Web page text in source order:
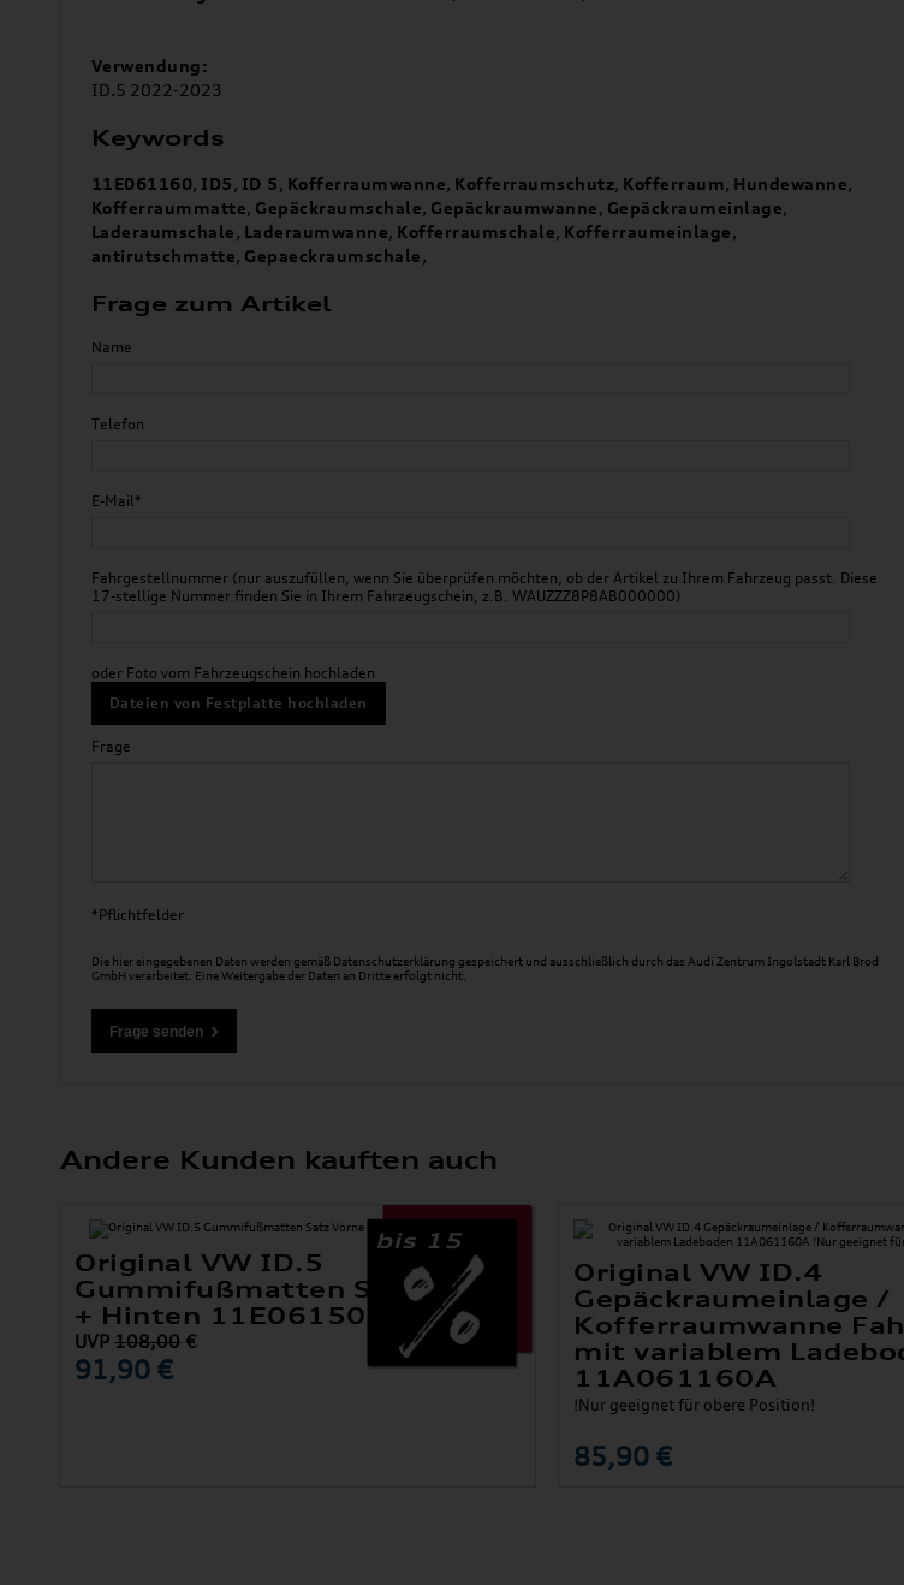
Verwendung:
ID.5 2022-2023
Keywords
11E061160, ID5, ID 5, Kofferraumwanne, Kofferraumschutz, Kofferraum, Hundewanne,
Kofferraummatte, Gepäckraumschale, Gepäckraumwanne, Gepäckraumeinlage,
Laderaumschale, Laderaumwanne, Kofferraumschale, Kofferraumeinlage,
antirutschmatte, Gepaeckraumschale,
Frage zum Artikel
Name
Telefon
E-Mail*
Fahrgestellnummer (nur auszufüllen, wenn Sie überprüfen möchten, ob der Artikel zu Ihrem Fahrzeug passt. Diese
17-stellige Nummer finden Sie in Ihrem Fahrzeugschein, z.B. WAUZZZ8P8AB000000)
oder Foto vom Fahrzeugschein hochladen
Dateien von Festplatte hochladen
Frage
*Pflichtfelder
Die hier eingegebenen Daten werden gemäß Datenschutzerklärung gespeichert und ausschließlich durch das Audi Zentrum Ingolstadt Karl Brod
GmbH verarbeitet. Eine Weitergabe der Daten an Dritte erfolgt nicht.
Andere Kunden kauften auch
bis 15
Original VW ID.5
Gummifußmatten Satz Vorne
+ Hinten 11E061500 82V
UVP108,00 €
91,90 €
Original VW ID.4
Gepäckraumeinlage /
Kofferraumwanne
mit variablem
11A061160A
!Nur geeignet für obere Position!
85,90 €